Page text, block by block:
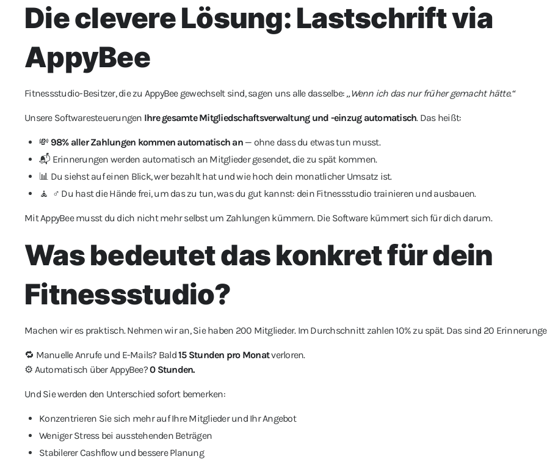
Die clevere Lösung: Lastschrift via
AppyBee
Fitnessstudio-Besitzer, die zu AppyBee gewechselt sind, sagen uns alle dasselbe: „Wenn ich das nur früher gemacht hätte.“
Unsere Softwaresteuerungen Ihre gesamte Mitgliedschaftsverwaltung und -einzug automatisch. Das heißt:
💸 98% aller Zahlungen kommen automatisch an— ohne dass du etwas tun musst.
📬 Erinnerungen werden automatisch an Mitglieder gesendet, die zu spät kommen.
📊 Du siehst auf einen Blick, wer bezahlt hat und wie hoch dein monatlicher Umsatz ist.
🧘 ‍ ♂️ Du hast die Hände frei, um das zu tun, was du gut kannst: dein Fitnessstudio trainieren und ausbauen.
Mit AppyBee musst du dich nicht mehr selbst um Zahlungen kümmern. Die Software kümmert sich für dich darum.
Was bedeutet das konkret für dein
Fitnessstudio?
Machen wir es praktisch. Nehmen wir an, Sie haben 200 Mitglieder. Im Durchschnitt zahlen 10% zu spät. Das sind 20
🔁 Manuelle Anrufe und E-Mails? Bald15 Stunden pro Monatverloren.
⚙️ Automatisch über AppyBee?0 Stunden.
Und Sie werden den Unterschied sofort bemerken:
Konzentrieren Sie sich mehr auf Ihre Mitglieder und Ihr Angebot
Weniger Stress bei ausstehenden Beträgen
Stabilerer Cashflow und bessere Planung